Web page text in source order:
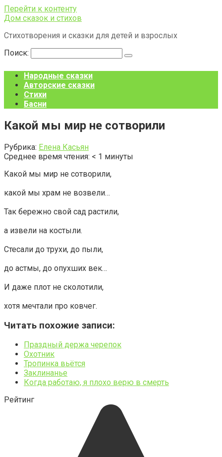
Перейти к контенту
Дом сказок и стихов
Стихотворения и сказки для детей и взрослых
Поиск:
Народные сказки
Авторские сказки
Стихи
Басни
Какой мы мир не сотворили
Рубрика: Елена Касьян
Среднее время чтения: < 1 минуты
Какой мы мир не сотворили,
какой мы храм не возвели…
Так бережно свой сад растили,
а извели на костыли.
Стесали до трухи, до пыли,
до астмы, до опухших век…
И даже плот не сколотили,
хотя мечтали про ковчег.
Читать похожие записи:
Праздный держа черепок
Охотник
Тропинка вьётся
Заклинанье
Когда работаю, я плохо верю в смерть
Рейтинг